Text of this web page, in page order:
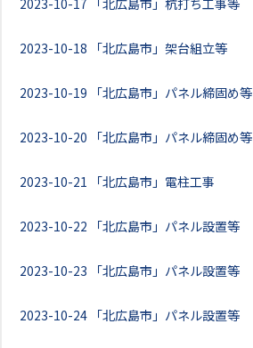
2023-10-17 「北広島市」杭打ち工事等
2023-10-18 「北広島市」架台組立等
2023-10-19 「北広島市」パネル締固め等
2023-10-20 「北広島市」パネル締固め等
2023-10-21 「北広島市」電柱工事
2023-10-22 「北広島市」パネル設置等
2023-10-23 「北広島市」パネル設置等
2023-10-24 「北広島市」パネル設置等